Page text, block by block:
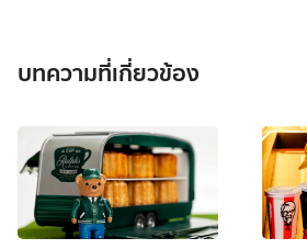
บทความที่เกี่ยวข้อง